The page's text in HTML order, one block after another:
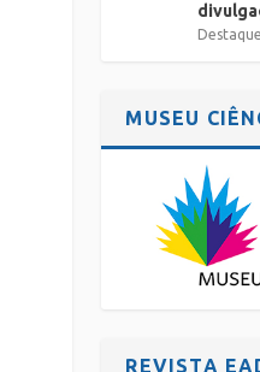
MUSEU
REVISTA